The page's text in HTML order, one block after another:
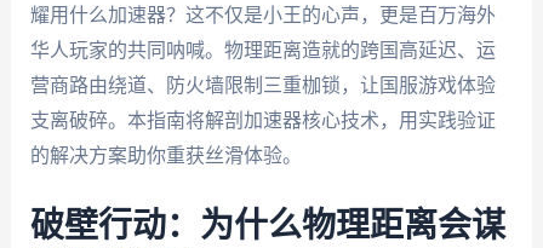
耀用什么加速器？这不仅是小王的心声，更是百万海外
华人玩家的共同呐喊。物理距离造就的跨国高延迟、运
营商路由绕道、防火墙限制三重枷锁，让国服游戏体验
支离破碎。本指南将解剖加速器核心技术，用实践验证
的解决方案助你重获丝滑体验。
破壁行动：为什么物理距离会谋